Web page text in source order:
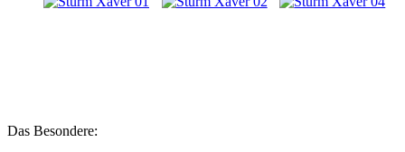
Das Besondere: